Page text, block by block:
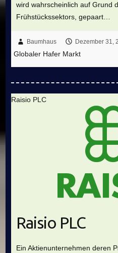
wird wahrscheinlich auf Grund
Frühstückssektors, gepaart…
Baumhaus Dezember 31,
Globaler Hafer Markt
Raisio PLC
Raisio PLC
Ein Aktienunternehmen deren